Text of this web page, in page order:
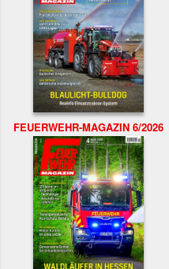
FEUERWEHR-MAGAZIN 6/2026